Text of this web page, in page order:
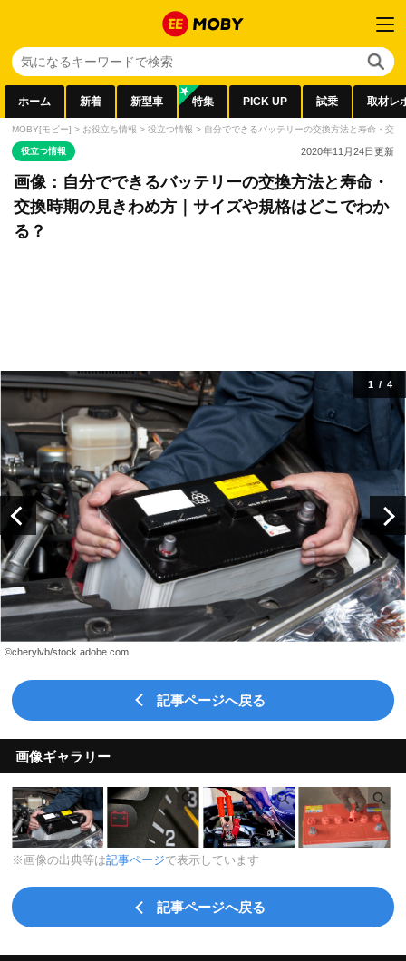
ホーム 新着 新型車 特集 PICK UP 試乗 取材レ
MOBY[モビー] > お役立ち情報 > 役立つ情報 > 自分でできるバッテリーの交換方法と寿命・交
役立つ情報 2020年11月24日更新
画像：自分でできるバッテリーの交換方法と寿命・
交換時期の見きわめ方｜サイズや規格はどこでわか
る？
©cherylvb/stock.adobe.com
1/ 4
記事ページへ戻る
画像ギャラリー
※画像の出典等は記事ページで表示しています
記事ページへ戻る